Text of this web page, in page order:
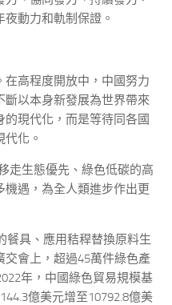
動力和軌制保證。
在高程度開放中，中國努力
以本身新發展為世界帶來
現代化，而是等待同各國
化。
走生態優先、綠色低碳的高
遇，為全人類進步作出更
餐具、應用秸稈替換原料生
會上，超過45萬件綠色產
年，中國綠色貿易規模基
億美元增至10792.8億美